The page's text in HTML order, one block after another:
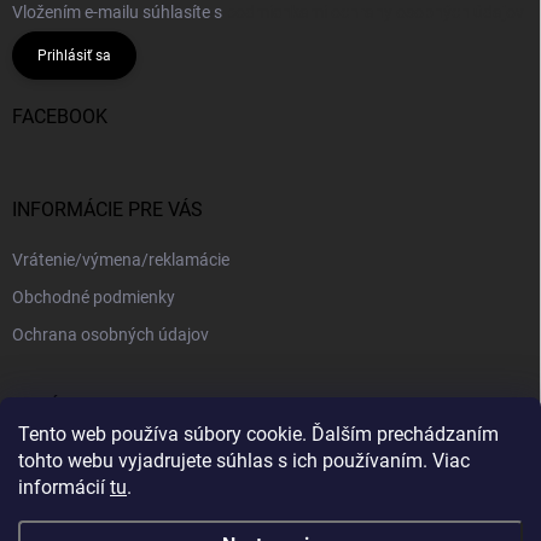
Tento web používa súbory cookie. Ďalším prechádzaním
tohto webu vyjadrujete súhlas s ich používaním. Viac
informácií tu.
Vložením e-mailu súhlasíte s
Prihlásiť sa
FACEBOOK
INFORMÁCIE PRE VÁS
Vrátenie/výmena/reklamácie
Obchodné podmienky
Ochrana osobných údajov